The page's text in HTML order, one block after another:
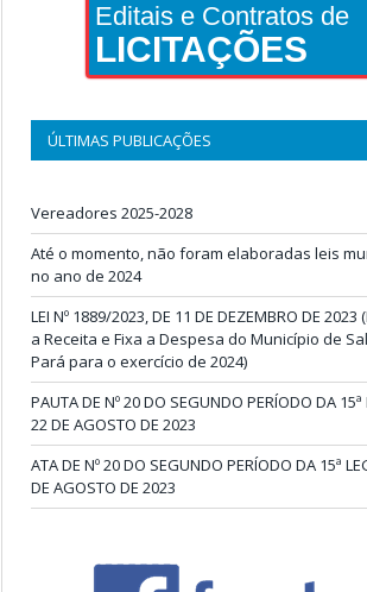
Editais e Contratos de
LICITAÇÕES
ÚLTIMAS PUBLICAÇÕES
Vereadores 2025-2028
Até o momento, não foram elaboradas leis
no ano de 2024
LEI Nº 1889/2023, DE 11 DE DEZEMBRO DE
a Receita e Fixa a Despesa do Município de
Pará para o exercício de 2024)
PAUTA DE Nº 20 DO SEGUNDO PERÍODO DA 15ª
22 DE AGOSTO DE 2023
ATA DE Nº 20 DO SEGUNDO PERÍODO DA 15ª
DE AGOSTO DE 2023